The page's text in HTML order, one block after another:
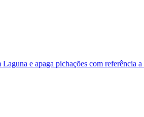
e apaga pichações com referência a